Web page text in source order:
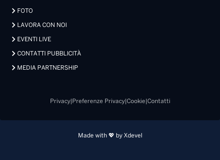
FOTO
LAVORA CON NOI
EVENTI LIVE
CONTATTI PUBBLICITÀ
MEDIA PARTNERSHIP
Privacy| Preferenze Privacy| Cookie Contatti
Made with 💖 by Xdevel